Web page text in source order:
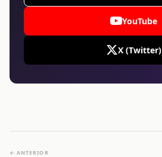
YouTube
X (Twitter)
← ANTERIOR